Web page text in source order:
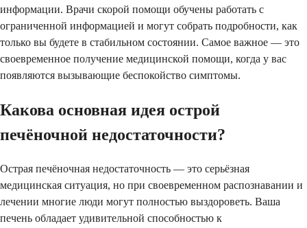
информации. Врачи скорой помощи обучены работать с
ограниченной информацией и могут собрать подробности, как
только вы будете в стабильном состоянии. Самое важное — это
своевременное получение медицинской помощи, когда у вас
появляются вызывающие беспокойство симптомы.
Какова основная идея острой
печёночной недостаточности?
Острая печёночная недостаточность — это серьёзная
медицинская ситуация, но при своевременном распознавании и
лечении многие люди могут полностью выздороветь. Ваша
печень обладает удивительной способностью к